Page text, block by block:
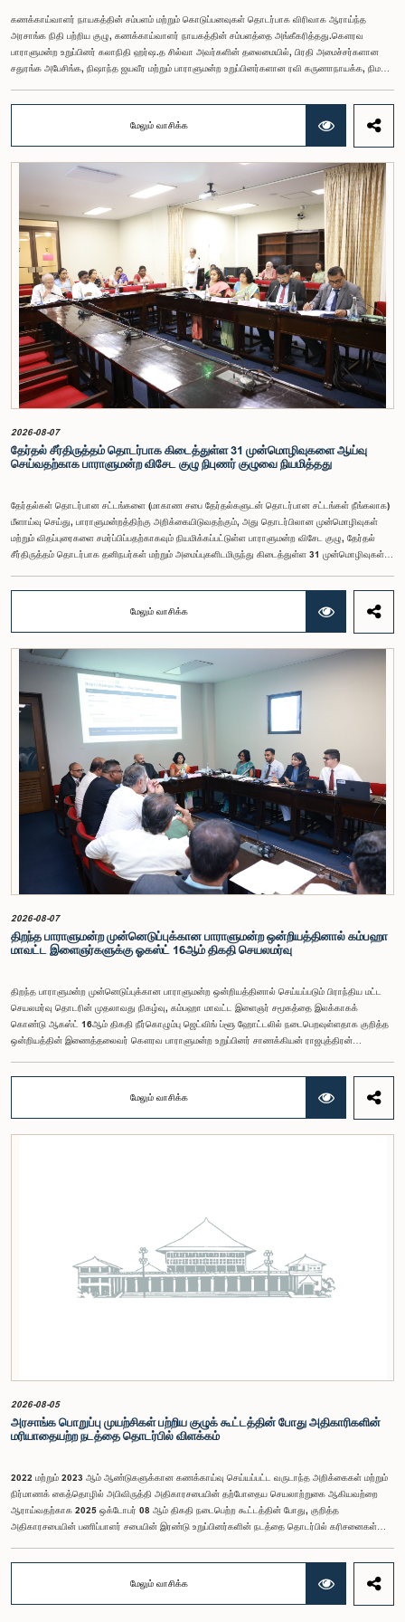
கணக்காய்வாளர் நாயகத்தின் சம்பளம் மற்றும் கொடுப்பனவுகள் தொடர்பாக விரிவாக ஆராய்ந்த
அரசாங்க நிதி பற்றிய குழு, கணக்காய்வாளர் நாயகத்தின் சம்பளத்தை அங்கீகரித்தது.கௌரவ
பாராளுமன்ற உறுப்பினர் கலாநிதி ஹர்ஷ.த சில்வா அவர்களின் தலைமையில், பிரதி அமைச்சர்களான
சதுரங்க அபேசிங்க, நிஷாந்த ஜயவீர மற்றும் பாராளுமன்ற உறுப்பினர்களான ரவி கருணாநாயக்க, நிமல்
நிதி பற்றிய குழுக் கூட்டத்திலேயே இந்த அங்கீகாரம் வழங்கப்பட்டது.இலங்கை ஜனநாயக சோசலிசக்
குடியரசின் அரசியலமைப்பின் 153(2) ஆம் உறுப்புரையின் பிரகாரம், கணக்காய்வாளர் நாயகத்தின்
சம்பளம் தொடர்பான பிரேரணை குழுவின் கவனத்திற்கு கொண்டு வரப்பட்டது.இதன்போது,
கணக்காய்வாளர் நாயகத்தின் பொறுப்புகள், அரச நிதி மேற்பார்வை மற்றும் கணக்காய்வுத் துறையின்
சுயாதீனத் தன்மை உள்ளிட்ட விடயங்களை கருத்தில் கொண்டு, சம்பள மட்டம் தொடர்பாக குழுத்
தலைவர் உள்ளிட்ட உறுப்பினர்கள் தமது கருத்துகளையும் பரிந்துரைகளையும் முன்வைத்தனர்.மேலும்,
அரசியலமைப்பின் 170 ஆம் உறுப்புரையின் பிரகாரம், கணக்காய்வாளர் நாயகம் ஒரு அரசாங்க ஊழியர்
அல்ல என்பதையும், நடைமுறையில் உள்ள அரசாங்க சம்பள அளவுகோலுக்கு வெளியே இப்பதவிக்கான
சம்பளத்தை விசேடமாக பரிசீலிக்க முடியும் என்பதையும் குழு சுட்டிக்காட்டியது.முன்மொழியப்பட்ட சம்பளத்
தொகை, முன்னர் பதவி வகித்த கணக்காய்வாளர் நாயகங்களின் சம்பளங்களையும் கருத்தில் கொண்டு
நிர்ணயிக்கப்பட்டதாக அதிகாரிகள் தெரிவித்தனர். இதற்கு முன்னர், சம்பளங்கள் மற்றும் பணியாளர்
ஆணைக்குழுவே இத்தகைய சம்பளங்களை நிர்ணயித்து வந்த போதிலும், தற்போது அத்தகைய
ஆணைக்குழு இல்லையெனவும் அதிகாரிகள் குறிப்பிட்டனர்.கணக்காய்வாளர் நாயகத்திற்கான
முன்மொழியப்பட்ட சம்பள மட்டத்தை குழு அங்கீகரித்திருந்தாலும், அப்பதவிக்கு வழங்கப்பட்டுள்ள
பொறுப்புகள் மற்றும் கடமைகளின் முக்கியத்துவத்தை கருத்தில் கொண்டு, அந்தச் சம்பளம் மேலும்
உயர்ந்த மட்டத்தில் இருக்க வேண்டும் என்ற கருத்தை குழுத் தலைவர் உள்ளிட்ட உறுப்பினர்கள்
முன்வைத்தனர்.அதன்படி, எதிர்காலத்தில் இச்சம்பள மட்டம் தொடர்பாக மேலும் கவனம் செலுத்தி
தேவையான தீர்மானங்கள் எடுக்கப்பட வேண்டியதன் அவசியம் குழுவில் வலியுறுத்தப்பட்டது. மேலும்,
நிரந்தரமானதும் சுயாதீனமானதுமான சம்பள மற்றும் பணியாளர் ஆணைக்குழுவை நிறுவுவதற்கான
யோசனையையும் குழுத் தலைவர் முன்வைத்தார்.
மேலும் வாசிக்க
2026-08-07
தேர்தல் சீர்திருத்தம் தொடர்பாக கிடைத்துள்ள 31 முன்மொழிவுகளை ஆய்வு
செய்வதற்காக பாராளுமன்ற விசேட குழு நிபுணர் குழுவை நியமித்தது
தேர்தல்கள் தொடர்பான சட்டங்களை (மாகாண சபை தேர்தல்களுடன் தொடர்பான சட்டங்கள் நீங்கலாக)
மீளாய்வு செய்து, பாராளுமன்றத்திற்கு அறிக்கையிடுவதற்கும், அது தொடர்பிலான முன்மொழிவுகள்
மற்றும் விதப்புரைகளை சமர்ப்பிப்பதற்காகவும் நியமிக்கப்பட்டுள்ள பாராளுமன்ற விசேட குழு, தேர்தல்
சீர்திருத்தம் தொடர்பாக தனிநபர்கள் மற்றும் அமைப்புகளிடமிருந்து கிடைத்துள்ள 31 முன்மொழிவுகள்
நியமித்துள்ளது.கௌரவ பொது நிர்வாக, மாகாண சபைகள் மற்றும் உள்ளூராட்சி அமைச்சர் பேராசிரியர்
ஏ.எச்.எம்.எச்.அபயரத்ன அவர்கள் தலைமையில் அண்மையில் பாராளுமன்றத்தில் நடைபெற்ற குறித்த
விசேட குழுக் கூட்டத்தின் போதே இத்தீர்மானம் எடுக்கப்பட்டது.2004, 2007 மற்றும் 2022 ஆம்
ஆண்டுகளில் வெளியிடப்பட்ட பாராளுமன்ற விசேட குழுக்களின் அறிக்கைகள் மற்றும் தனிநபர்கள்,
அமைப்புகள் ஆகியவற்றினால் சமர்ப்பிக்கப்பட்டுள்ள 31 முன்மொழிவுகளை அடிப்படையாகக் கொண்டு
தேர்தல் சீர்திருத்தங்கள் தொடர்பாக விரிவான கலந்துரையாடல் இங்கு இடம்பெற்றது.உள்ளூராட்சி
மன்றத் தேர்தல் முறைக்காக கலப்பு தேர்தல் முறையை அறிமுகப்படுத்துதல், சிறு கட்சிகள் மற்றும்
சிறுபான்மை குழுக்களின் பிரதிநிதித்துவத்தை உறுதிப்படுத்துதல், பெண்களின் பிரதிநிதித்துவத்தை
மேம்படுத்துதல், மின்னணு வாக்களிப்பு முறையை அறிமுகப்படுத்துதல், முன்கூட்டியே வாக்களிக்கும்
வசதியை ஏற்படுத்துதல் உள்ளிட்ட பல்வேறு முன்மொழிவுகள் தொடர்பில் இக்கூட்டத்தில் விசேட கவனம்
செலுத்தப்பட்டது.மேலும், வெளிநாடுகளில் வாழும் இலங்கையர்களுக்கு வாக்களிக்கும் உரிமையை
வழங்குவது தொடர்பான முன்மொழிவுகளும் பரிசீலிக்கப்பட்டதுடன், அதற்குத் தேவையான சட்ட மற்றும்
நிர்வாக ஏற்பாடுகள் குறித்து மேலும் விரிவான ஆய்வு மேற்கொள்ள வேண்டியதன் அவசியமும்
வலியுறுத்தப்பட்டது.விசேட குழுவினால் நியமிக்கப்பட்டுள்ள நிபுணர் குழு, கிடைத்துள்ள 31
முன்மொழிவுகளையும் முந்தைய பாராளுமன்ற விசேட குழுக்களின் அறிக்கைகளையும் பகுப்பாய்வு
செய்து, நடைமுறைக்கு ஏற்ற பரிந்துரைகளைக் கொண்ட அறிக்கையொன்றைத் தயாரிக்கவுள்ளது.
அதனைத் தொடர்ந்து, அந்தப் பரிந்துரைகளை ஆராய்ந்து அடுத்தகட்ட நடவடிக்கைகளை முன்னெடுக்க
குழு தீர்மானித்தது.இக்கூட்டத்தில், குழு உறுப்பினரான அமைச்சர் கலாநிதி உபாலி பன்னிலகே மற்றும்
பாராளுமன்ற உறுப்பினர்களான ரவி கருணாநாயக்க, ருவந்திலக ஜயக்கொடி மற்றும் கதிரவேலு
சண்முகம் குகதாசன் ஆகியோர் கலந்துகொண்டனர்.
மேலும் வாசிக்க
2026-08-07
திறந்த பாராளுமன்ற முன்னெடுப்புக்கான பாராளுமன்ற ஒன்றியத்தினால் கம்பஹா
மாவட்ட இளைஞர்களுக்கு ஓகஸ்ட் 16ஆம் திகதி செயலமர்வு
திறந்த பாராளுமன்ற முன்னெடுப்புக்கான பாராளுமன்ற ஒன்றியத்தினால் செய்யப்படும் பிராந்திய மட்ட
செயலமர்வு தொடரின் முதலாவது நிகழ்வு, கம்பஹா மாவட்ட இளைஞர் சமூகத்தை இலக்காகக்
கொண்டு ஆகஸ்ட் 16ஆம் திகதி நீர்கொழும்பு ஜெட்விங் ப்ளூ ஹோட்டலில் நடைபெறவுள்ளதாக குறித்த
ஒன்றியத்தின் இணைத்தலைவர் கௌரவ பாராளுமன்ற உறுப்பினர் சாணக்கியன் ராஜபுத்திரன்
பங்கேற்புடன் திறந்த பாராளுமன்றக் கருத்திட்டத்தை மேலும் முன்னெடுத்துச் செல்லும் நோக்கில் இந்த
செயலமர்வு தொடர் ஏற்பாடு செய்யப்படுகின்றது. இதில் ஒன்றியத்தின் உறுப்பினர்கள் மற்றும் கம்பஹா
மாவட்டத்தை பிரதிநிதித்துவப்படுத்தும் பாராளுமன்ற உறுப்பினர்களும் பங்கேற்கவிருக்கின்றனர்.இந்த
இச்செயலமர்வு தொடருக்கான அபிவிருத்தி பங்காளராக அனுசரணை வழங்கும் CII (Coalition for
Inclusive Impact) நிறுவனத்தின் பிரதிநிதிகளும் கலந்துகொண்டனர்.இந்த செயலமர்வில் பங்கேற்க
விரும்பும் கம்பஹா மாவட்டத்தைச் சேர்ந்த 18 – 35 வயதுக்குட்பட்ட இளைஞர், யுவதிகள் இங்கே
தரப்பட்டுள்ள https://forms.gle/aVp5UzhLbtPSmVap8 இணைப்பின் ஊடாக உரிய விண்ணப்பப்
படிவத்தை பூர்த்தி செய்து பதிவு செய்யுமாறு கேட்டுக்கொள்ளப்படுகின்றனர்.
மேலும் வாசிக்க
2026-08-05
அரசாங்க பொறுப்பு முயற்சிகள் பற்றிய குழுக் கூட்டத்தின் போது அதிகாரிகளின்
மரியாதையற்ற நடத்தை தொடர்பில் விளக்கம்
2022 மற்றும் 2023 ஆம் ஆண்டுகளுக்கான கணக்காய்வு செய்யப்பட்ட வருடாந்த அறிக்கைகள் மற்றும்
நிர்மாணக் கைத்தொழில் அபிவிருத்தி அதிகாரசபையின் தற்போதைய செயலாற்றுகை ஆகியவற்றை
ஆராய்வதற்காக 2025 ஒக்டோபர் 08 ஆம் திகதி நடைபெற்ற கூட்டத்தின் போது, குறித்த
அதிகாரசபையின் பணிப்பாளர் சபையின் இரண்டு உறுப்பினர்களின் நடத்தை தொடர்பில் கரிசனைகள்
இக்கூட்டத்தில் கலந்துகொண்டார் என்பதைக் குழு அவதானித்தது. மேலும், தாபிக்கப்பட்ட பாராளுமன்ற
நடைமுறை மற்றும் ஒழுங்குமுறைகளுக்கு முரணான வகையில், தவிசாளரின் முன் அனுமதியைப்
மேலும் வாசிக்க